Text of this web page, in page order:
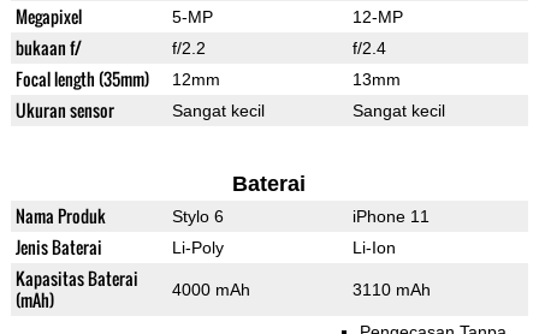
Megapixel 5-MP 12-MP
bukaan f/ f/2.2 f/2.4
Focal length (35mm) 12mm 13mm
Ukuran sensor Sangat kecil Sangat kecil
Baterai
Nama Produk Stylo 6 iPhone 11
Jenis Baterai Li-Poly Li-Ion
Kapasitas Baterai
(mAh)
4000 mAh 3110 mAh